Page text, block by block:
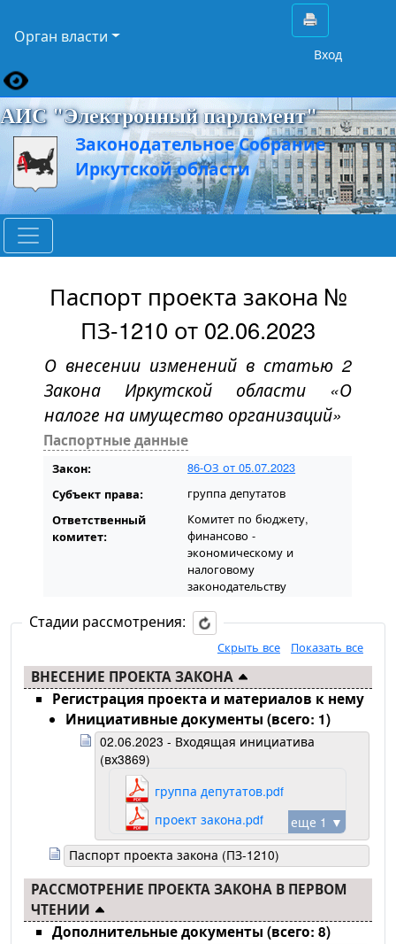
Орган власти
Вход
АИС "Электронный парламент"
Законодательное Собрание
Иркутской области
Паспорт проекта закона №
ПЗ-1210 от 02.06.2023
О внесении изменений в статью 2
Закона Иркутской области «О
налоге на имущество организаций»
Паспортные данные
Закон: 86-ОЗ от 05.07.2023
Субъект права: группа депутатов
Ответственный
комитет:
Комитет по бюджету,
финансово -
экономическому и
налоговому
законодательству
Стадии рассмотрения:
Скрыть все Показать все
ВНЕСЕНИЕ ПРОЕКТА ЗАКОНА
Регистрация проекта и материалов к нему
Инициативные документы (всего: 1)
02.06.2023 - Входящая инициатива
(вх3869)
еще 1 ▼
группа депутатов.pdf
проект закона.pdf
Паспорт проекта закона (ПЗ-1210)
РАССМОТРЕНИЕ ПРОЕКТА ЗАКОНА В ПЕРВОМ
ЧТЕНИИ
Дополнительные документы (всего: 8)